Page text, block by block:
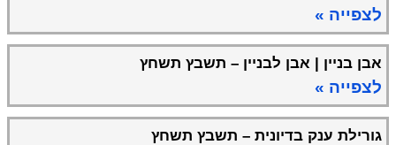
לצפייה »
אבן בניין | אבן לבניין – תשבץ תשחץ
לצפייה »
גורילת ענק בדיונית – תשבץ תשחץ